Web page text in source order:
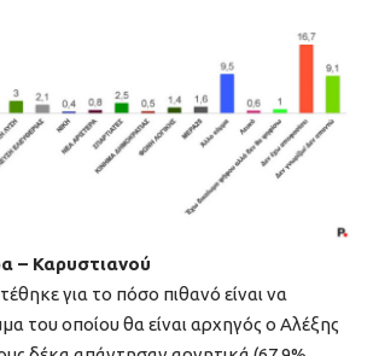
– Καρυστιανού
για το πόσο πιθανό είναι να
του οποίου θα είναι αρχηγός ο Αλέξης